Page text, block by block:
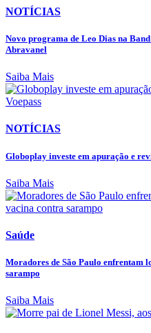
NOTÍCIAS
Novo programa de Leo Dias na
Abravanel
Saiba Mais
NOTÍCIAS
Globoplay investe em apuração e
Saiba Mais
Saúde
Moradores de São Paulo enfrentam
sarampo
Saiba Mais